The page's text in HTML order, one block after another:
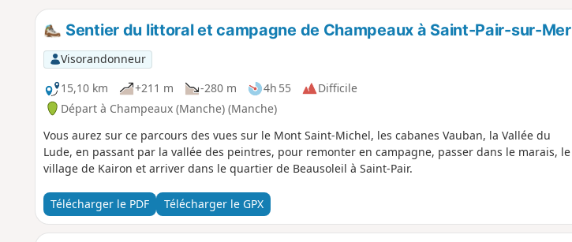
Sentier du littoral et campagne de Champeaux à Saint-Pair-sur-Mer
Visorandonneur
15,10 km
+211 m -280 m 4h 55
Difficile
Départ à Champeaux (Manche) (Manche)
Vous aurez sur ce parcours des vues sur le Mont Saint-Michel, les cabanes Vauban, la Vallée du
Lude, en passant par la vallée des peintres, pour remonter en campagne, passer dans le marais, le
village de Kairon et arriver dans le quartier de Beausoleil à Saint-Pair.
Télécharger le PDF Télécharger le GPX